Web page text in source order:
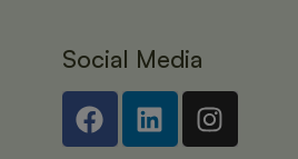
Social Media